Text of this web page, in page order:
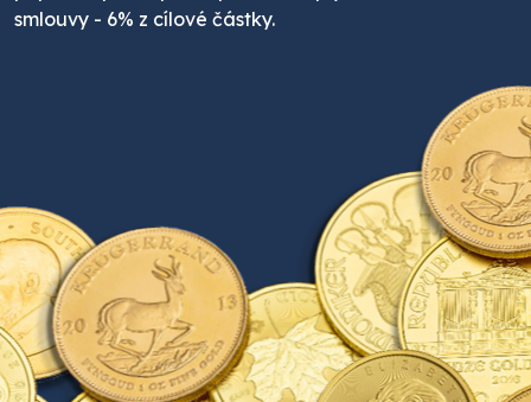
smlouvy - 6% z cílové částky.